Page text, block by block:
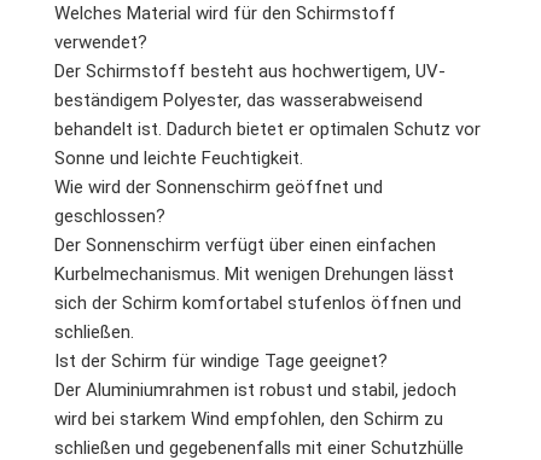
Welches Material wird für den Schirmstoff
verwendet?
Der Schirmstoff besteht aus hochwertigem, UV-
beständigem Polyester, das wasserabweisend
behandelt ist. Dadurch bietet er optimalen Schutz vor
Sonne und leichte Feuchtigkeit.
Wie wird der Sonnenschirm geöffnet und
geschlossen?
Der Sonnenschirm verfügt über einen einfachen
Kurbelmechanismus. Mit wenigen Drehungen lässt
sich der Schirm komfortabel stufenlos öffnen und
schließen.
Ist der Schirm für windige Tage geeignet?
Der Aluminiumrahmen ist robust und stabil, jedoch
wird bei starkem Wind empfohlen, den Schirm zu
schließen und gegebenenfalls mit einer Schutzhülle